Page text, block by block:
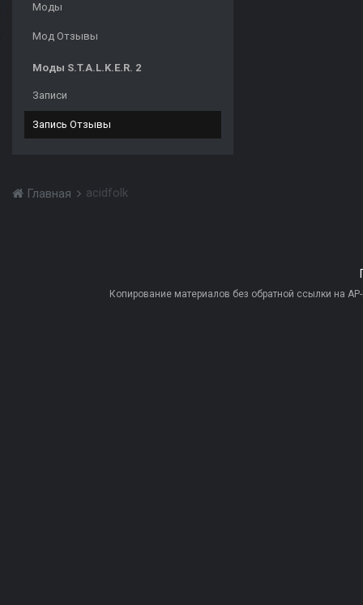
Моды
Мод Отзывы
Моды S.T.A.L.K.E.R. 2
Записи
Запись Отзывы
Главная acidfolk
Копирование материалов без обратной ссылки на